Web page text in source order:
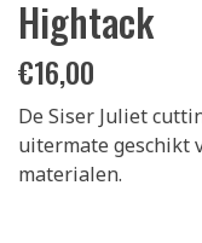
Hightack
€16,00
De Siser Juliet
uitermate geschikt
materialen.